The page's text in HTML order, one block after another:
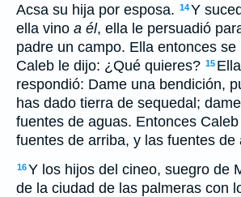
Acsa su hija por esposa. 14Y
ella vino a él, ella le persuadió
padre un campo. Ella entonces
Caleb le dijo: ¿Qué quieres? 15
respondió: Dame una bendición,
has dado tierra de sequedal;
fuentes de aguas. Entonces
fuentes de arriba, y las fuentes de
16Y los hijos del cineo, suegro de
de la ciudad de las palmeras con